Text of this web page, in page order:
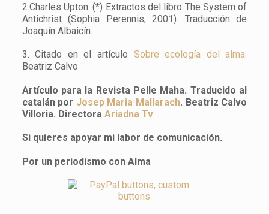
2. Charles Upton.(*) Extractos del libro The System of
Antichrist (Sophia Perennis, 2001). Traducción de
Joaquín Albaicín.
3. Citado en el artículo Sobre ecología del alma.
Beatriz Calvo
Artículo para la Revista Pelle Maha. Traducido al
catalán por Josep Maria Mallarach. Beatriz Calvo
Villoria. Directora Ariadna Tv
Si quieres apoyar mi labor de comunicación.
Por un periodismo con Alma